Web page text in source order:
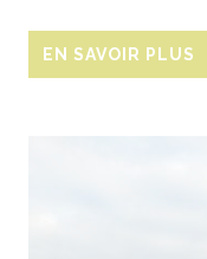
EN SAVOIR PLUS